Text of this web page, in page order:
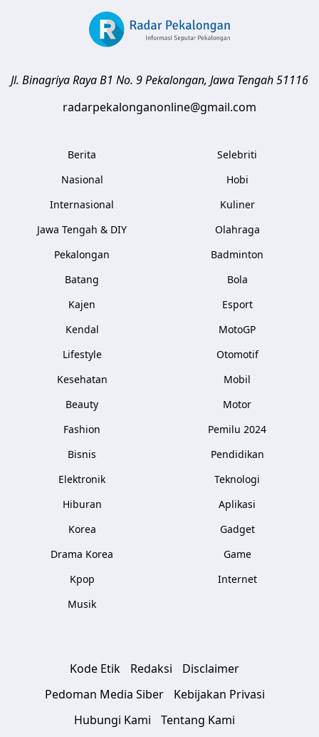
Jl. Binagriya Raya B1 No. 9Pekalongan, Jawa Tengah51116
radarpekalonganonline@gmail.com
Berita
Nasional
Internasional
Jawa Tengah & DIY
Pekalongan
Batang
Kajen
Kendal
Lifestyle
Kesehatan
Beauty
Fashion
Bisnis
Elektronik
Hiburan
Korea
Drama Korea
Kpop
Musik
Selebriti
Hobi
Kuliner
Olahraga
Badminton
Bola
Esport
MotoGP
Otomotif
Mobil
Motor
Pemilu 2024
Pendidikan
Teknologi
Aplikasi
Gadget
Game
Internet
Kode Etik Redaksi
Disclaimer
Pedoman Media Siber
Kebijakan Privasi
Hubungi Kami
Tentang Kami